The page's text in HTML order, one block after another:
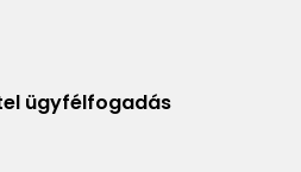
ügyfélfogadás